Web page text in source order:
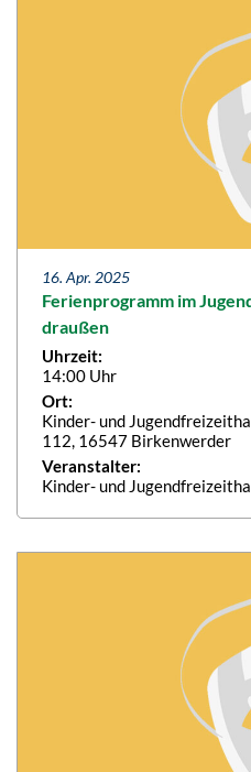
16. Apr. 2025
Ferienprogramm im
draußen
Uhrzeit:
14:00 Uhr
Ort:
Kinder- und
112, 16547 Birkenwerder
Veranstalter:
Kinder- und